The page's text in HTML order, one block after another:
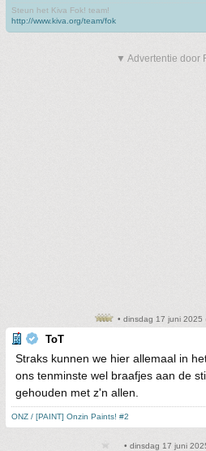
Steun het Kiva Fok! team!
http://www.kiva.org/team/fok
▼ Advertentie door
• dinsdag 17 juni 2025
ToT
Straks kunnen we hier allemaal in
ons tenminste wel braafjes aan de
gehouden met z'n allen.
ONZ / [PAINT] Onzin Paints! #2
• dinsdag 17 juni